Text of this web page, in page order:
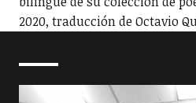
2020, traducción de Octavio